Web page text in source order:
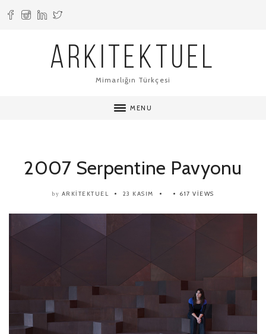
ARKITEKTUEL
Mimarlığın Türkçesi
MENU
2007 Serpentine Pavyonu
by ARKITEKTUEL 23 KASIM 617 VIEWS